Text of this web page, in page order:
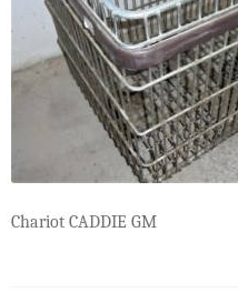
Chariot CADDIE GM